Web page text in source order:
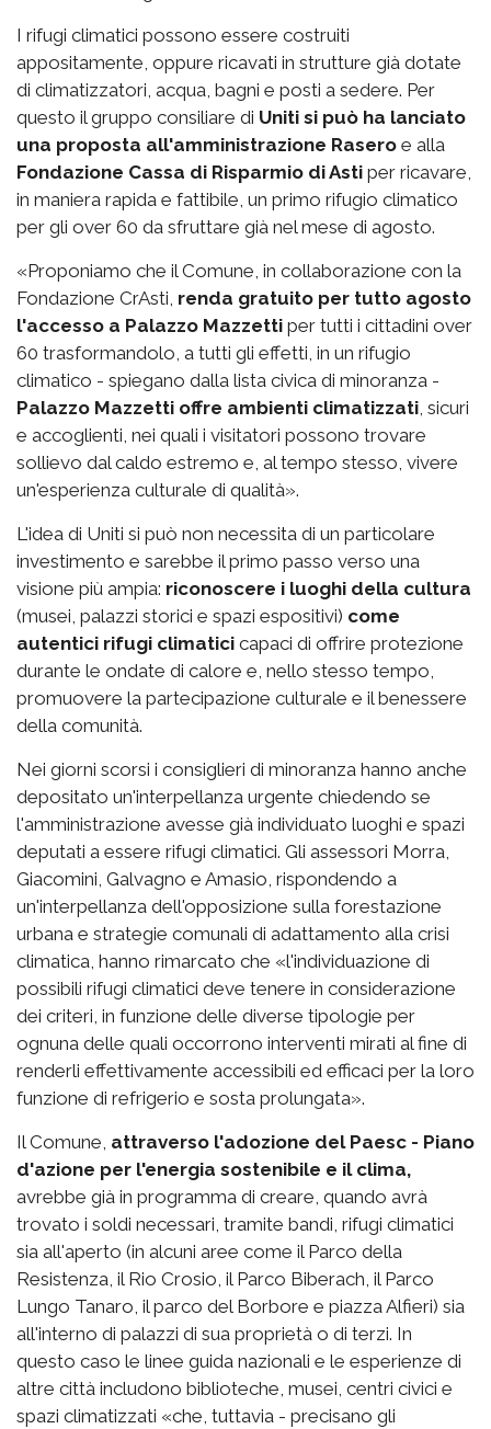
I rifugi climatici possono essere costruiti
appositamente, oppure ricavati in strutture già dotate
di climatizzatori, acqua, bagni e posti a sedere. Per
questo il gruppo consiliare di Uniti si può ha lanciato
una proposta all'amministrazione Rasero e alla
Fondazione Cassa di Risparmio di Asti per ricavare,
in maniera rapida e fattibile, un primo rifugio climatico
per gli over 60 da sfruttare già nel mese di agosto.
«Proponiamo che il Comune, in collaborazione con la
Fondazione CrAsti, renda gratuito per tutto agosto
l'accesso a Palazzo Mazzetti per tutti i cittadini over
60 trasformandolo, a tutti gli effetti, in un rifugio
climatico - spiegano dalla lista civica di minoranza -
Palazzo Mazzetti offre ambienti climatizzati, sicuri
e accoglienti, nei quali i visitatori possono trovare
sollievo dal caldo estremo e, al tempo stesso, vivere
un'esperienza culturale di qualità».
L'idea di Uniti si può non necessita di un particolare
investimento e sarebbe il primo passo verso una
visione più ampia: riconoscere i luoghi della cultura
(musei, palazzi storici e spazi espositivi) come
autentici rifugi climatici capaci di offrire protezione
durante le ondate di calore e, nello stesso tempo,
promuovere la partecipazione culturale e il benessere
della comunità.
Nei giorni scorsi i consiglieri di minoranza hanno anche
depositato un'interpellanza urgente chiedendo se
l'amministrazione avesse già individuato luoghi e spazi
deputati a essere rifugi climatici. Gli assessori Morra,
Giacomini, Galvagno e Amasio, rispondendo a
un'interpellanza dell'opposizione sulla forestazione
urbana e strategie comunali di adattamento alla crisi
climatica, hanno rimarcato che «l'individuazione di
possibili rifugi climatici deve tenere in considerazione
dei criteri, in funzione delle diverse tipologie per
ognuna delle quali occorrono interventi mirati al fine di
renderli effettivamente accessibili ed efficaci per la loro
funzione di refrigerio e sosta prolungata».
Il Comune, attraverso l'adozione del Paesc - Piano
d'azione per l'energia sostenibile e il clima,
avrebbe già in programma di creare, quando avrà
trovato i soldi necessari, tramite bandi, rifugi climatici
sia all'aperto (in alcuni aree come il Parco della
Resistenza, il Rio Crosio, il Parco Biberach, il Parco
Lungo Tanaro, il parco del Borbore e piazza Alfieri) sia
all'interno di palazzi di sua proprietà o di terzi. In
questo caso le linee guida nazionali e le esperienze di
altre città includono biblioteche, musei, centri civici e
spazi climatizzati «che, tuttavia - precisano gli